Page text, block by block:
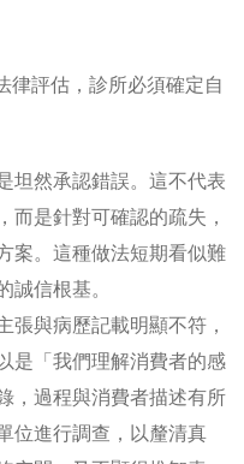
律評估，診所必須確定自
坦然承認錯誤。這不代表
而是針對可確認的疏失，
案。這種做法短期看似難
信根基。
張與病歷記載明顯不符，
是「我們理解消費者的感
，過程與消費者描述有所
位進行調查，以釐清真